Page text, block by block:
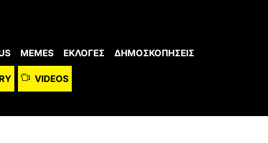
MEMES ΕΚΛΟΓΕΣ ΔΗΜΟΣΚΟΠΗΣΕΙΣ
VIDEOS